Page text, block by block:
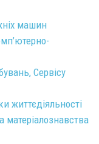
машин
Сервісу
життєдіяльності
матеріалознавства